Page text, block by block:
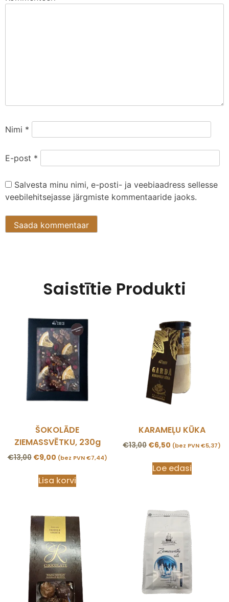
Nimi *
E-post *
Salvesta minu nimi, e-posti- ja veebiaadress sellesse
veebilehitsejasse järgmiste kommentaaride jaoks.
Saistītie Produkti
ŠOKOLĀDE
ZIEMASSVĒTKU, 230g
€13,00 €9,00 (bez PVN€7,44)
Lisa korvi
KARAMEĻU KŪKA
€13,00 €6,50 (bez PVN€5,37)
Loe edasi